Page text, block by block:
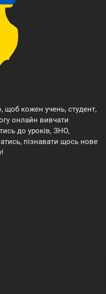
щоб кожен учень, студент,
онлайн вивчати
до уроків, ЗНО,
пізнавати щось нове